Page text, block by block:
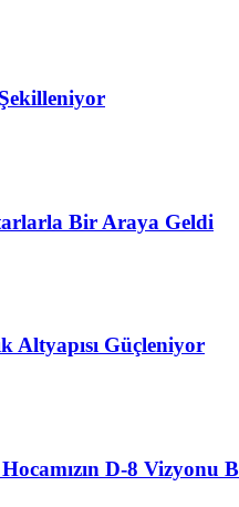
Bir Araya Geldi
Altyapısı Güçleniyor
D-8 Vizyonu